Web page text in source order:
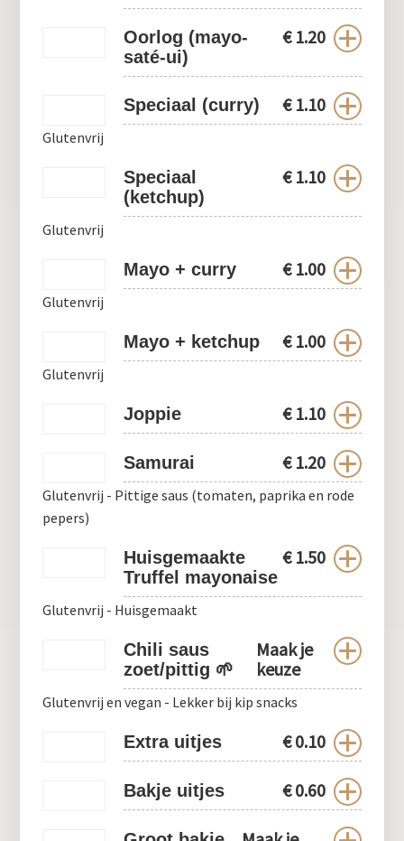
Oorlog (mayo-
saté-ui)
€1.20
Speciaal (curry) €1.10
Glutenvrij
Speciaal
(ketchup)
€1.10
Glutenvrij
Mayo + curry €1.00
Glutenvrij
Mayo + ketchup €1.00
Glutenvrij
Joppie €1.10
Samurai €1.20
Glutenvrij - Pittige saus (tomaten, paprika en rode
pepers)
Huisgemaakte
Truffel mayonaise
€1.50
Glutenvrij - Huisgemaakt
Chili saus
zoet/pittig 🌱
Maak je
keuze
Glutenvrij en vegan - Lekker bij kip snacks
Extra uitjes €0.10
Bakje uitjes €0.60